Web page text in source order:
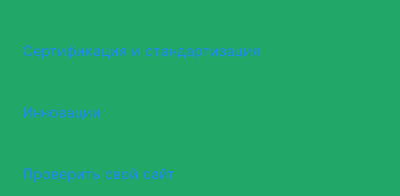
Сертификация и стандартизация
Инновации
Проверить свой сайт